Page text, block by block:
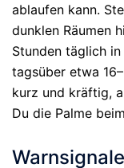
ablaufen kann.
dunklen Räumen
Stunden täglich
tagsüber etwa
kurz und kräftig,
Du die Palme